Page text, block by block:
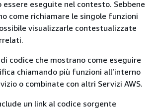
essere eseguite nel contesto. Sebbene
come richiamare le singole funzioni
visualizzarle contestualizzate
codice che mostrano come eseguire
chiamando più funzioni all’interno
o combinate con altri Servizi AWS.
un link al codice sorgente